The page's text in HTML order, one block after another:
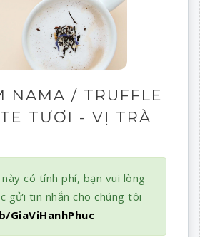
NAMA / TRUFFLE
TƯƠI - VỊ TRÀ
có tính phí, bạn vui lòng
gửi tin nhắn cho chúng tôi
GiaViHanhPhuc